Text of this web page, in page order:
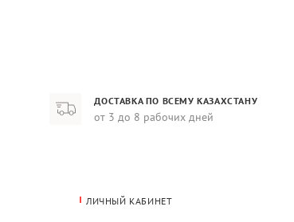
ДОСТАВКА ПО ВСЕМУ КАЗАХСТАНУ
от 3 до 8 рабочих дней
ЛИЧНЫЙ КАБИНЕТ